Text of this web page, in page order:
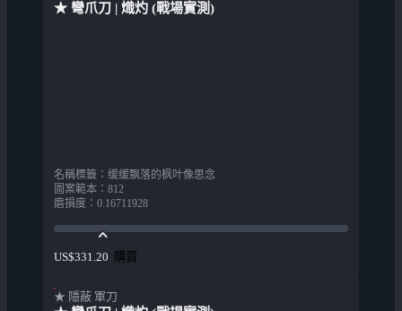
★ 彎爪刀 | 熾灼 (戰場實測)
名稱標籤 ： 缓缓飘落的枫叶像思念
圖案範本 ： 812
磨損度 ： 0.16711928
US$331.20 購買
★ 隱蔽 軍刀